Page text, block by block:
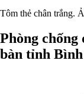
Tôm thẻ chân trắng.
Phòng
bàn tỉnh